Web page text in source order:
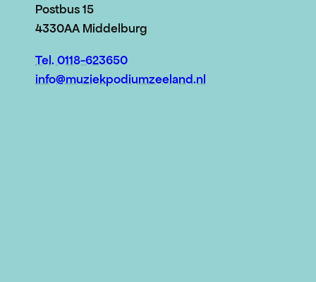
Postbus 15
4330AA Middelburg
Tel. 0118-623650
info@muziekpodiumzeeland.nl